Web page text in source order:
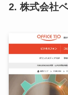
2. 株式会社